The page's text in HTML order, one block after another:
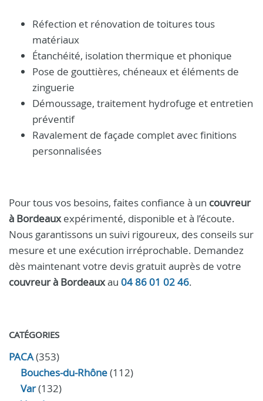
Réfection et rénovation de toitures tous
matériaux
Étanchéité, isolation thermique et phonique
Pose de gouttières, chéneaux et éléments de
zinguerie
Démoussage, traitement hydrofuge et entretien
préventif
Ravalement de façade complet avec finitions
personnalisées
Pour tous vos besoins, faites confiance à un couvreur
à Bordeauxexpérimenté, disponible et à l’écoute.
Nous garantissons un suivi rigoureux, des conseils sur
mesure et une exécution irréprochable. Demandez
dès maintenant votre devis gratuit auprès de votre
couvreur à Bordeauxau 04 86 01 02 46.
CATÉGORIES
PACA(353)
Bouches-du-Rhône(112)
Var(132)